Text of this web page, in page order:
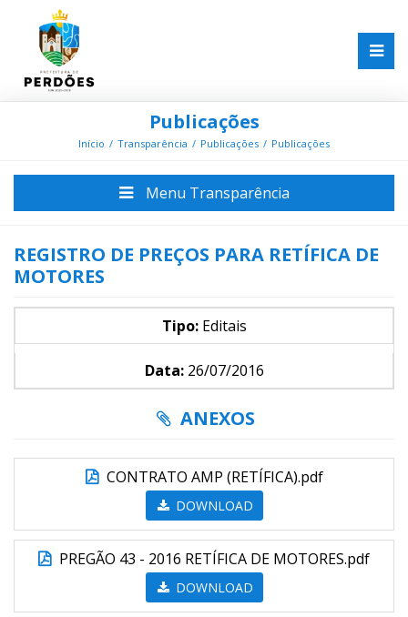
Publicações
Início Transparência Publicações Publicações
Menu Transparência
REGISTRO DE PREÇOS PARA RETÍFICA DE
MOTORES
Tipo:Editais
Data:26/07/2016
ANEXOS
CONTRATO AMP (RETÍFICA).pdf
DOWNLOAD
PREGÃO 43 - 2016 RETÍFICA DE MOTORES.pdf
DOWNLOAD